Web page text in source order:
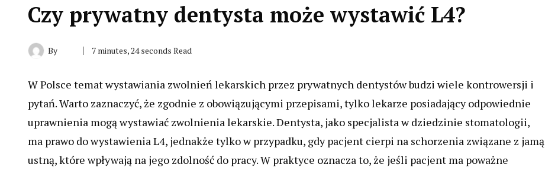
Czy prywatny dentysta może wystawić L4?
By 7 minutes, 24 seconds Read
W Polsce temat wystawiania zwolnień lekarskich przez prywatnych dentystów budzi wiele kontrowersji i
pytań. Warto zaznaczyć, że zgodnie z obowiązującymi przepisami, tylko lekarze posiadający odpowiednie
uprawnienia mogą wystawiać zwolnienia lekarskie. Dentysta, jako specjalista w dziedzinie stomatologii,
ma prawo do wystawienia L4, jednakże tylko w przypadku, gdy pacjent cierpi na schorzenia związane z jamą
ustną, które wpływają na jego zdolność do pracy. W praktyce oznacza to, że jeśli pacjent ma poważne